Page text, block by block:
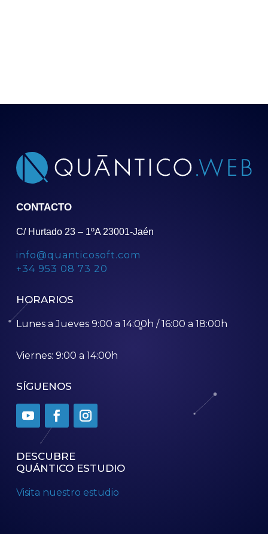
CONTACTO
C/ Hurtado 23 – 1ºA 23001-Jaén
info@quanticosoft.com
+34 953 08 73 20
HORARIOS
Lunes a Jueves 9:00 a 14:00h / 16:00 a 18:00h
Viernes: 9:00 a 14:00h
SÍGUENOS
DESCUBRE
QUÁNTICO ESTUDIO
Visita nuestro estudio